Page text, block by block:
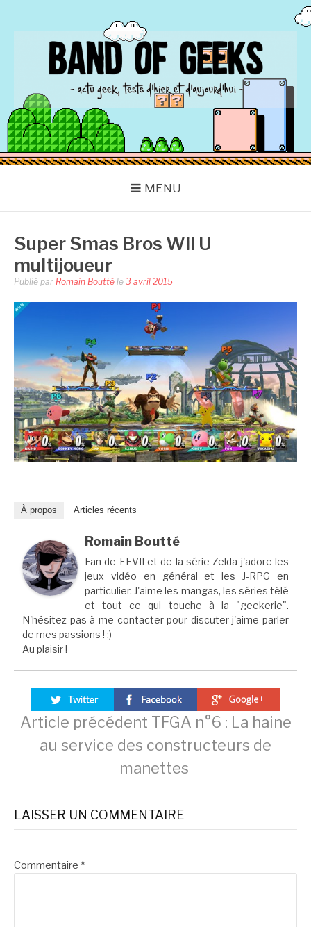
BAND OF GEEKS
Actu Geek d'hier et d'aujourd'hui
MENU
Super Smas Bros Wii U
multijoueur
Publié par Romain Boutté le 3 avril 2015
À propos Articles récents
Romain Boutté
Fan de FFVII et de la série Zelda j'adore les
jeux vidéo en général et les J-RPG en
particulier. J'aime les mangas, les séries télé
et tout ce qui touche à la "geekerie".
N'hésitez pas à me contacter pour discuter j'aime parler
de mes passions ! :)
Au plaisir !
Lire
suite
Article précédent TFGA n°6 : La haine
au service des constructeurs de
manettes
LAISSER UN COMMENTAIRE
Commentaire *